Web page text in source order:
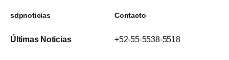
sdpnoticias
Últimas Noticias
Contacto
+52-55-5538-5518